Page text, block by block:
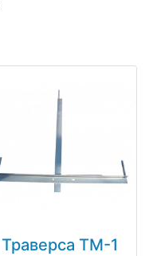
Траверса ТМ-1